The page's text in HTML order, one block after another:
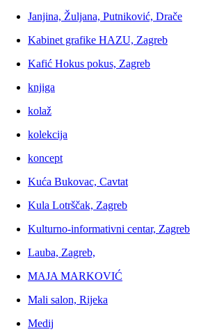
Janjina, Žuljana, Putniković, Drače
Kabinet grafike HAZU, Zagreb
Kafić Hokus pokus, Zagreb
knjiga
kolaž
kolekcija
koncept
Kuća Bukovac, Cavtat
Kula Lotrščak, Zagreb
Kulturno-informativni centar, Zagreb
Lauba, Zagreb,
MAJA MARKOVIĆ
Mali salon, Rijeka
Medij